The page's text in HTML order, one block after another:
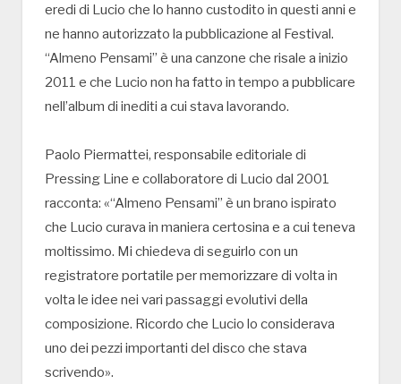
eredi di Lucio che lo hanno custodito in questi anni e
ne hanno autorizzato la pubblicazione al Festival.
“Almeno Pensami” è una canzone che risale a inizio
2011 e che Lucio non ha fatto in tempo a pubblicare
nell’album di inediti a cui stava lavorando.
Paolo Piermattei, responsabile editoriale di
Pressing Line e collaboratore di Lucio dal 2001
racconta: «“Almeno Pensami” è un brano ispirato
che Lucio curava in maniera certosina e a cui teneva
moltissimo. Mi chiedeva di seguirlo con un
registratore portatile per memorizzare di volta in
volta le idee nei vari passaggi evolutivi della
composizione. Ricordo che Lucio lo considerava
uno dei pezzi importanti del disco che stava
scrivendo».